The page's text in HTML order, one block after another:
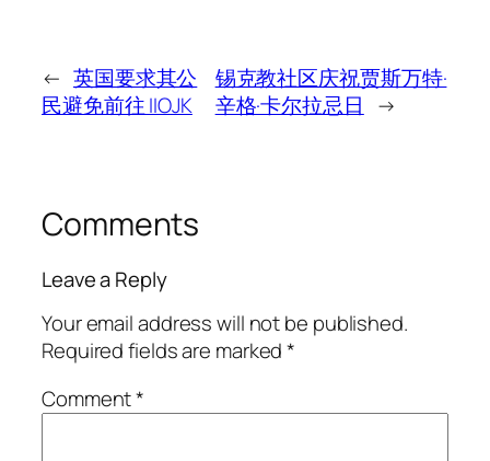
← 英国要求其公
民避免前往 IIOJK
锡克教社区庆祝贾斯万特·
辛格·卡尔拉忌日
→
Comments
Leave a Reply
Your email address will not be published.
Required fields are marked*
Comment*